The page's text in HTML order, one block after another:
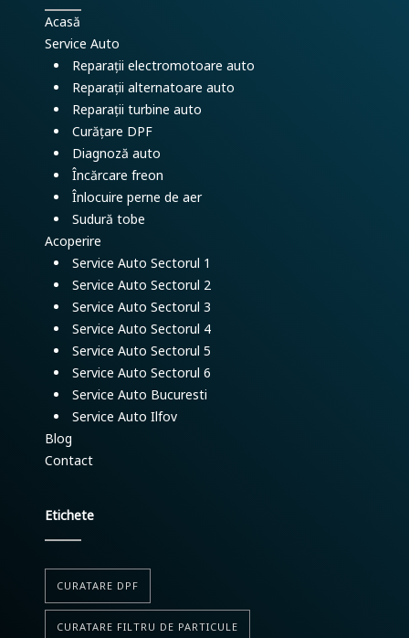
Acasă
Service Auto
Reparații electromotoare auto
Reparații alternatoare auto
Reparații turbine auto
Curățare DPF
Diagnoză auto
Încărcare freon
Înlocuire perne de aer
Sudură tobe
Acoperire
Service Auto Sectorul 1
Service Auto Sectorul 2
Service Auto Sectorul 3
Service Auto Sectorul 4
Service Auto Sectorul 5
Service Auto Sectorul 6
Service Auto Bucuresti
Service Auto Ilfov
Blog
Contact
Etichete
CURATARE DPF
CURATARE FILTRU DE PARTICULE